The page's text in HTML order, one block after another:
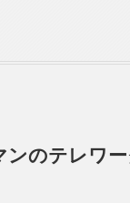
ンのテレワ